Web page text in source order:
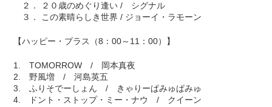
２． ２０歳のめぐり逢い / シグナル
３． この素晴らしき世界 / ジョーイ・ラモーン
【ハッピー・プラス（8：00～11：00）】
1. TOMORROW / 岡本真夜
2. 野風増 / 河島英五
3. ふりそでーしょん / きゃりーぱみゅぱみゅ
4. ドント・ストップ・ミー・ナウ / クイーン